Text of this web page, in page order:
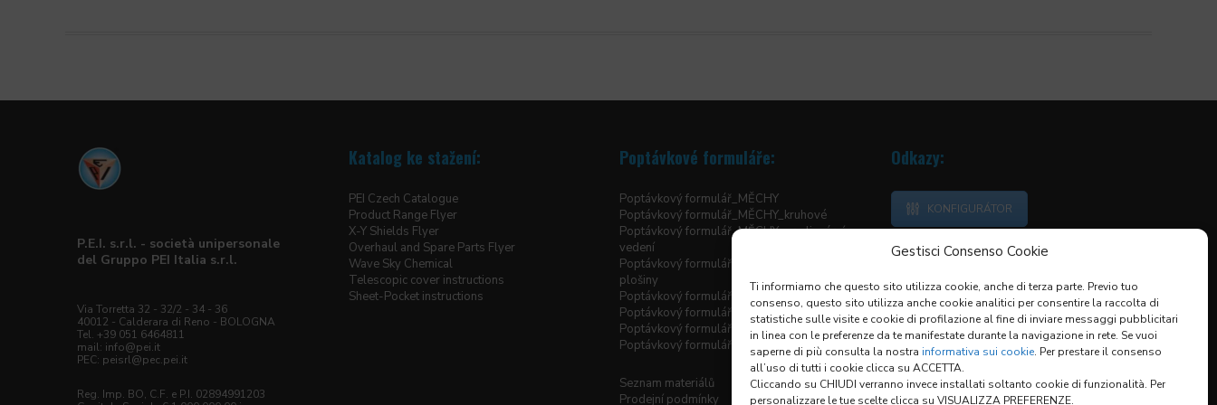
Gestisci Consenso Cookie
Ti informiamo che questo sito utilizza cookie, anche di terza parte. Previo tuo
consenso, questo sito utilizza anche cookie analitici per consentire la raccolta di
statistiche sulle visite e cookie di profilazione al fine di inviare messaggi pubblicitari
in linea con le preferenze da te manifestate durante la navigazione in rete. Se vuoi
saperne di più consulta la nostra informativa sui cookie. Per prestare il consenso
all’uso di tutti i cookie clicca su ACCETTA.
Cliccando su CHIUDI verranno invece installati soltanto cookie di funzionalità. Per
personalizzare le tue scelte clicca su VISUALIZZA PREFERENZE.
P.E.I. s.r.l. - società unipersonale
del Gruppo PEI Italia s.r.l.
Via Torretta 32 - 32/2 - 34 - 36
40012 - Calderara di Reno - BOLOGNA
Tel. +39 051 6464811
mail: info@pei.it
PEC: peisrl@pec.pei.it
Reg. Imp. BO, C.F. e P.I. 02894991203
Katalog ke stažení:
PEI Czech Catalogue
Product Range Flyer
X-Y Shields Flyer
Overhaul and Spare Parts Flyer
Wave Sky Chemical
Telescopic cover instructions
Sheet-Pocket instructions
Poptávkové formuláře:
Poptávkový formulář_MĚCHY
Poptávkový formulář_MĚCHY_kruhové
Poptávkový formulář_MĚCHY_pro lineární
vedení
Poptávkový formulář_MĚCHY_pro zvedací
plošiny
Poptávkový formulář_MĚCHY_šité hranaté
Poptávkový formulář_ROLETOVÉ KRYTY
Poptávkový formulář_TELESKOPICKÉ KRYTY
Poptávkový formulář_X-Y KRYTOVÁNÍ
Seznam materiálů
Prodejní podmínky
Odkazy:
KONFIGURÁTOR